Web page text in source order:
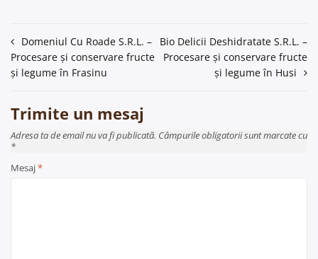
Navigare
în
Domeniul Cu Roade S.R.L. –
Procesare și conservare fructe
și legume în Frasinu
Bio Delicii Deshidratate S.R.L. –
Procesare și conservare fructe
și legume în Husi
Trimite un mesaj
Adresa ta de email nu va fi publicată. Câmpurile obligatorii sunt marcate cu
*
Mesaj*